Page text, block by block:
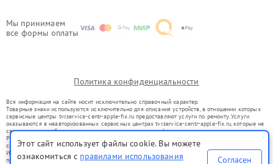
Мы принимаем
все формы оплаты
Политика конфиденциальности
Вся информация на сайте носит исключительно справочный характер.
Товарные знаки используются исключительно для описания устройств, в отношении которых
сервисные центры tvr.service-centr-apple-fix.ru предоставляют услуги по ремонту. Услуги
оказываются в неавторизованных сервисных центрах tvr.service-centr-apple-fix.ru, которые не
связаны с правообладателями товарных знаков или их официальными представителями.
Ремонт осуществляется для устройств, уже введенных в гражданский оборот в соответствии
со статьей 1487 ГК РФ.
Использование товарных знаков не преследует цели индивидуализации услуг или введения
потребителей в заблуждение, а служит для информирования о предоставляемых услугах по
Этот сайт использует файлы cookie. Вы можете
ознакомиться с правилами использования
Согласен